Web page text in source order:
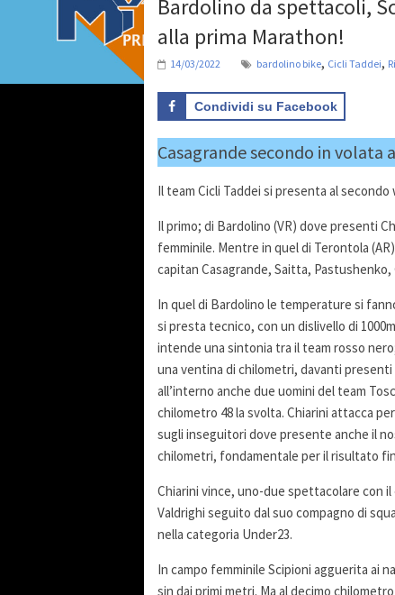
Bardolino da spettacoli,
alla prima Marathon!
14/03/2022 bardolino bike, Cicli Taddei,
Condividi su Facebook
Casagrande secondo in volata
Il team Cicli Taddei si presenta al
Il primo; di Bardolino (VR) dove presenti
femminile. Mentre in quel di Terontola
capitan Casagrande, Saitta,
In quel di Bardolino le temperature si
si presta tecnico, con un dislivello di
intende una sintonia tra il team rosso
una ventina di chilometri, davanti
all’interno anche due uomini del team
chilometro 48 la svolta. Chiarini attacca
sugli inseguitori dove presente anche il
chilometri, fondamentale per il risultato
Chiarini vince, uno-due spettacolare con
Valdrighi seguito dal suo compagno di
nella categoria Under23.
In campo femminile Scipioni agguerita ai
sin dai primi metri. Ma al decimo